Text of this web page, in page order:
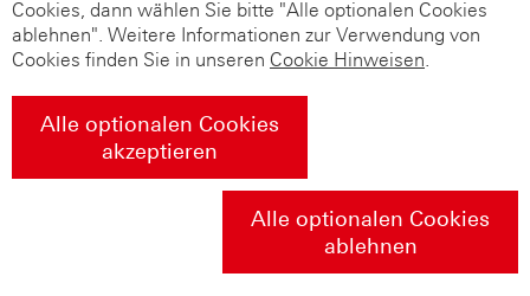
Cookies, dann wählen Sie bitte "Alle optionalen Cookies
ablehnen". Weitere Informationen zur Verwendung von
Cookies finden Sie in unseren Cookie Hinweisen.
Alle optionalen Cookies
akzeptieren
Alle optionalen Cookies
ablehnen